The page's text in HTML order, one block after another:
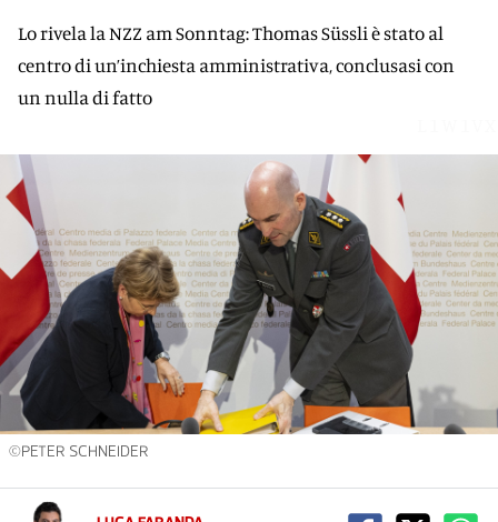
Lo rivela la NZZ am Sonntag: Thomas Süssli è stato al
centro di un’inchiesta amministrativa, conclusasi con
un nulla di fatto
©PETER SCHNEIDER